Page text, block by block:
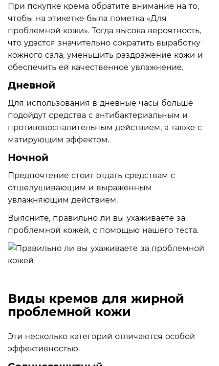
При покупке крема обратите внимание на то,
чтобы на этикетке была пометка «Для
проблемной кожи». Тогда высока вероятность,
что удастся значительно сократить выработку
кожного сала, уменьшить раздражение кожи и
обеспечить ей качественное увлажнение.
Дневной
Для использования в дневные часы больше
подойдут средства с антибактериальным и
противовоспалительным действием, а также с
матирующим эффектом.
Ночной
Предпочтение стоит отдать средствам с
отшелушивающим и выраженным
увлажняющим действием.
Выясните, правильно ли вы ухаживаете за
проблемной кожей, с помощью нашего теста.
Виды кремов для жирной
проблемной кожи
Эти несколько категорий отличаются особой
эффективностью.